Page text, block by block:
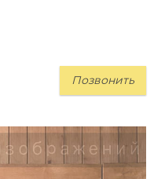
Позвонить